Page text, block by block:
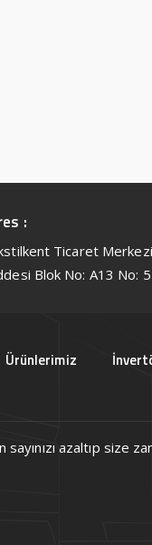
:
Ticaret
Blok No: A13 No:
Ürünlerimiz
azaltıp size